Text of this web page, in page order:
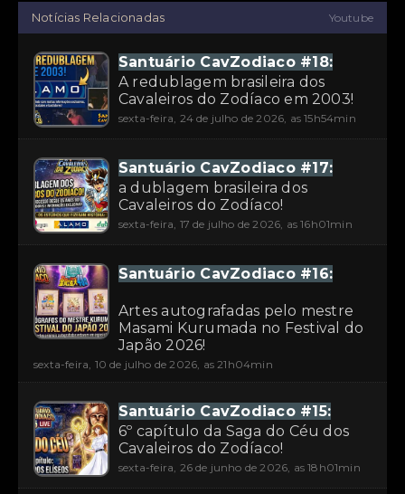
Notícias Relacionadas Youtube
Santuário CavZodiaco #18:
A redublagem brasileira dos
Cavaleiros do Zodíaco em 2003!
sexta-feira, 24 de julho de 2026, as 15h54min
Santuário CavZodiaco #17:
a dublagem brasileira dos
Cavaleiros do Zodíaco!
sexta-feira, 17 de julho de 2026, as 16h01min
Santuário CavZodiaco #16:
Artes autografadas pelo mestre
Masami Kurumada no Festival do
Japão 2026!
sexta-feira, 10 de julho de 2026, as 21h04min
Santuário CavZodiaco #15:
6º capítulo da Saga do Céu dos
Cavaleiros do Zodíaco!
sexta-feira, 26 de junho de 2026, as 18h01min